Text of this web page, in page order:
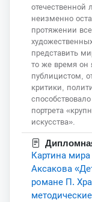
отечественной
неизменно
протяжении
представить
то же время он
публицистом,
критики,
портрета
искусства».
Картина
Аксакова
романе П.